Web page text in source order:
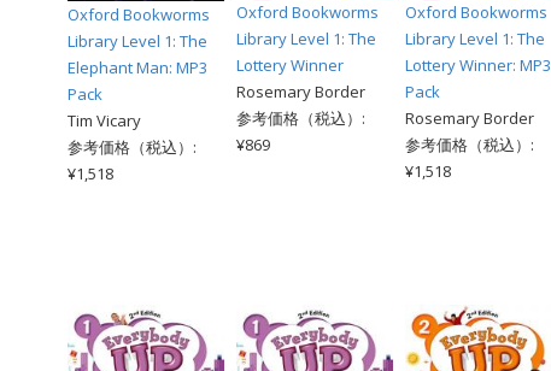
Oxford Bookworms
Library Level 1: The
Elephant Man: MP3
Pack
Tim Vicary
参考価格（税込）:
¥1,518
Oxford Bookworms
Library Level 1: The
Lottery Winner
Rosemary Border
参考価格（税込）:
¥869
Oxford Bookworms
Library Level 1: The
Lottery Winner: MP3
Pack
Rosemary Border
参考価格（税込）:
¥1,518